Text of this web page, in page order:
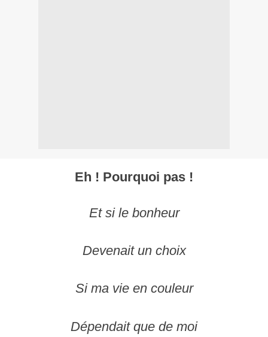
Eh ! Pourquoi pas !
Et si le bonheur
Devenait un choix
Si ma vie en couleur
Dépendait que de moi